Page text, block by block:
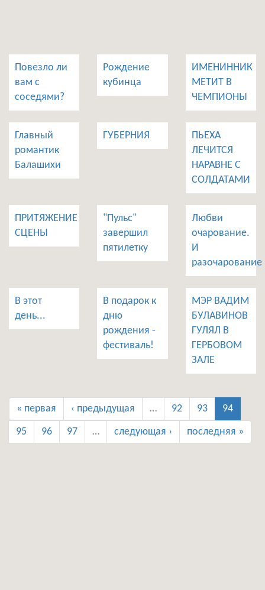
Повезло ли
вам с
соседями?
Рождение
кубинца
ИМЕНИННИК
МЕТИТ В
ЧЕМПИОНЫ
Главный
романтик
Балашихи
ГУБЕРНИЯ
ПЬЕХА
ЛЕЧИТСЯ
НАРАВНЕ С
СОЛДАТАМИ
ПРИТЯЖЕНИЕ
СЦЕНЫ
"Пульс"
завершил
пятилетку
Любви
очарование.
И
разочарование
В этот
день...
В подарок к
дню
рождения -
фестиваль!
МЭР ВАДИМ
БУЛАВИНОВ
ГУЛЯЛ В
ГЕРБОВОМ
ЗАЛЕ
« первая ‹ предыдущая … 92 93 94
95 96 97 … следующая › последняя »